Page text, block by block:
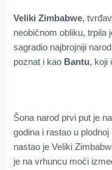
Veliki Zimbabwe,
neobičnom obliku, trpila
sagradio najbrojniji
poznat i kao Bantu, koji
Šona narod prvi put je
godina i rastao u
nastao je Veliki
je na vrhuncu moći